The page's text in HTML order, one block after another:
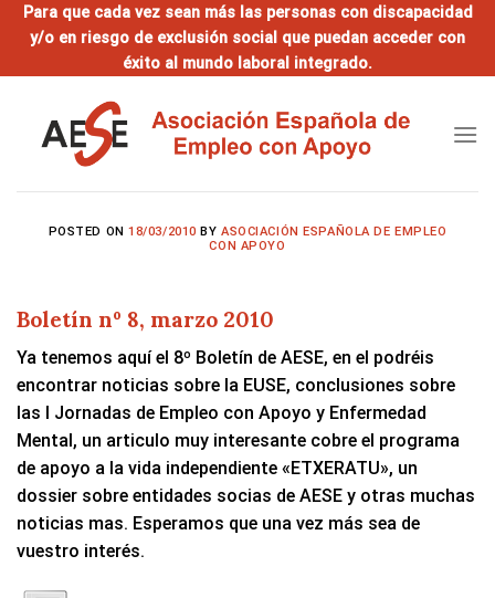
SaltarPara que cada vez sean más las personas con discapacidad
y/o en riesgo de exclusión social que puedan acceder con
éxito al mundo laboral integrado.
POSTED ON18/03/2010 BYASOCIACIÓN ESPAÑOLA DE EMPLEO
CON APOYO
Boletí­n nº 8, marzo 2010
Ya tenemos aquí el 8º Boletín de AESE, en el podréis
encontrar noticias sobre la EUSE, conclusiones sobre
las I Jornadas de Empleo con Apoyo y Enfermedad
Mental, un articulo muy interesante cobre el programa
de apoyo a la vida independiente «ETXERATU», un
dossier sobre entidades socias de AESE y otras muchas
noticias mas. Esperamos que una vez más sea de
vuestro interés.